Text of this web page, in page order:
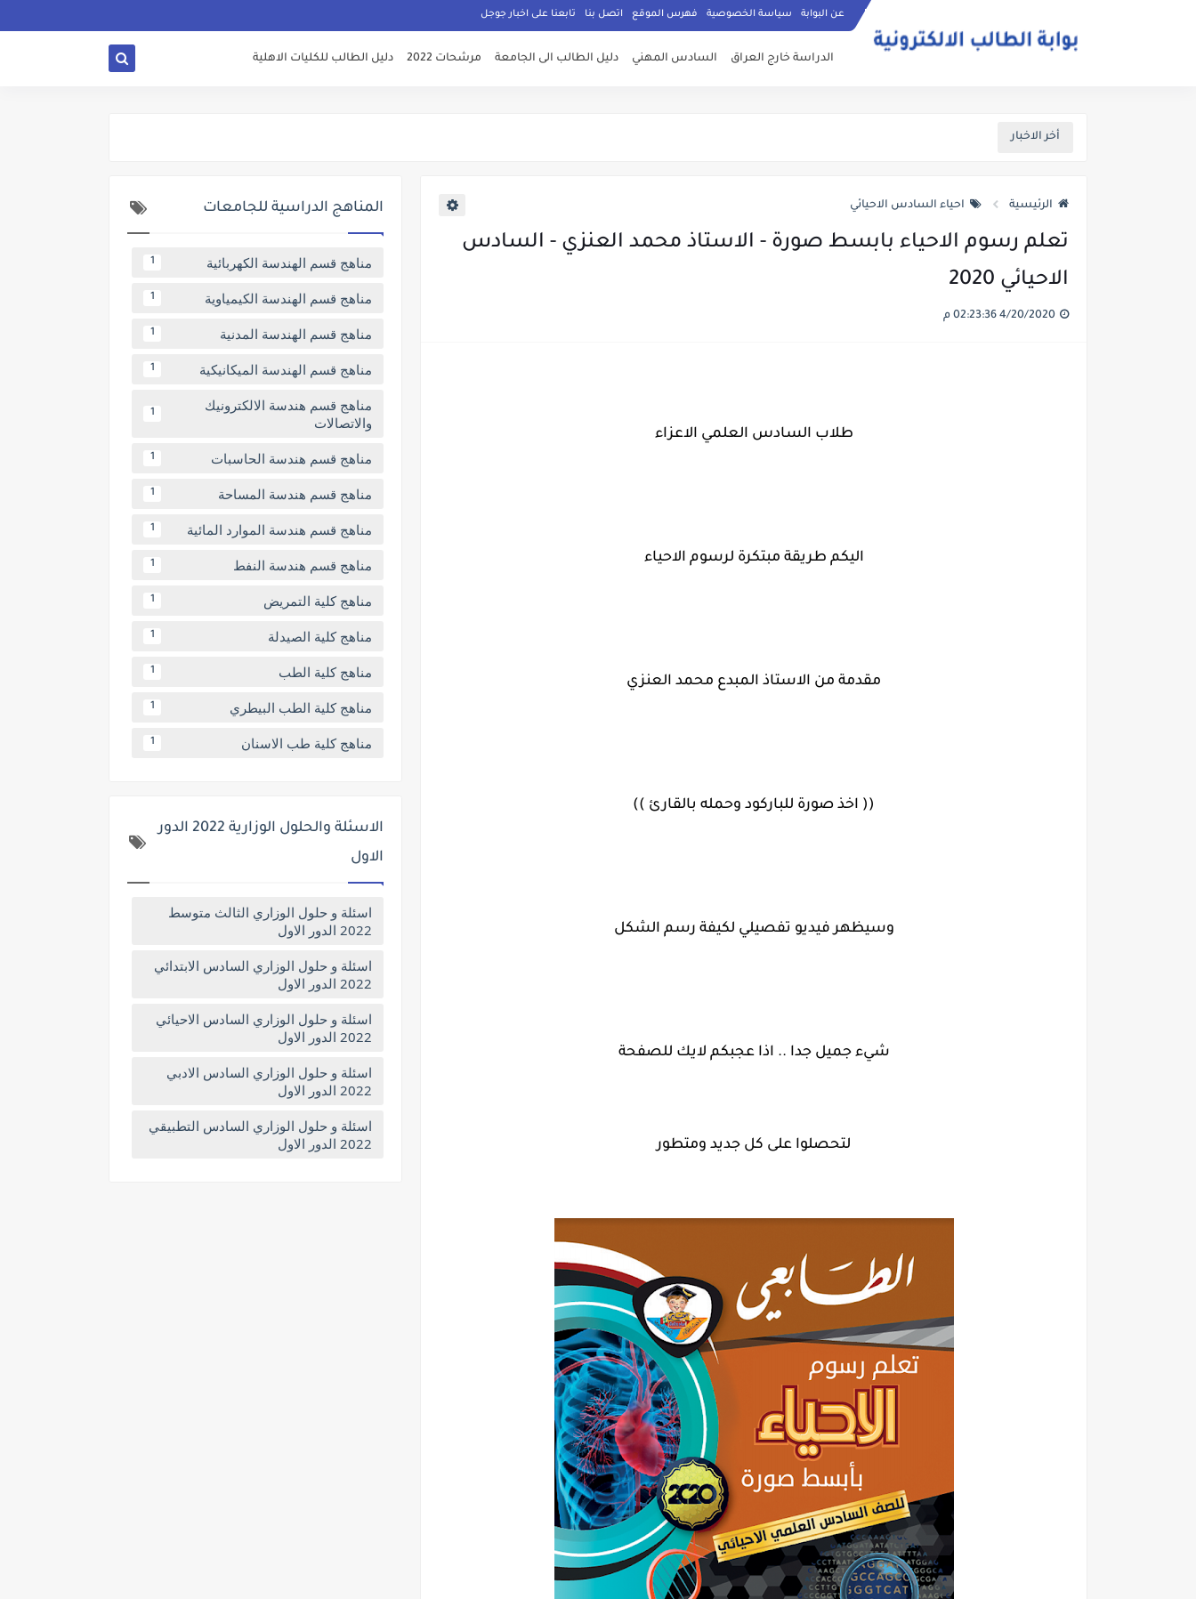
عن البوابة سياسة الخصوصية فهرس الموقع اتصل بنا تابعنا على اخبار جوجل
الدراسة خارج العراق السادس المهني دليل الطالب الى الجامعة مرشحات 2022 دليل الطالب للكليات الاهلية
أخر الاخبار
الرئيسية احياء السادس الاحيائي
تعلم رسوم الاحياء بابسط صورة - الاستاذ محمد العنزي - السادس
الاحيائي 2020
طلاب السادس العلمي الاعزاء
اليكم طريقة مبتكرة لرسوم الاحياء
مقدمة من الاستاذ المبدع محمد العنزي
(( اخذ صورة للباركود وحمله بالقارئ ))
وسيظهر فيديو تفصيلي لكيفة رسم الشكل
شيء جميل جدا .. اذا عجبكم لايك للصفحة
لتحصلوا على كل جديد ومتطور
المناهج الدراسية للجامعات
مناهج قسم الهندسة الكهربائية 1
مناهج قسم الهندسة الكيمياوية 1
مناهج قسم الهندسة المدنية 1
مناهج قسم الهندسة الميكانيكية 1
مناهج قسم هندسة الالكترونيك
والاتصالات
1
مناهج قسم هندسة الحاسبات 1
مناهج قسم هندسة المساحة 1
مناهج قسم هندسة الموارد المائية 1
مناهج قسم هندسة النفط 1
مناهج كلية التمريض 1
مناهج كلية الصيدلة 1
مناهج كلية الطب 1
مناهج كلية الطب البيطري 1
مناهج كلية طب الاسنان 1
الاسئلة والحلول الوزارية 2022 الدور
الاول
اسئلة و حلول الوزاري الثالث متوسط
2022 الدور الاول
اسئلة و حلول الوزاري السادس الابتدائي
2022 الدور الاول
اسئلة و حلول الوزاري السادس الاحيائي
2022 الدور الاول
اسئلة و حلول الوزاري السادس الادبي
2022 الدور الاول
اسئلة و حلول الوزاري السادس التطبيقي
2022 الدور الاول